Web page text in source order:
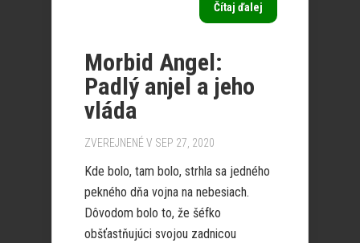
Čítaj ďalej
Morbid Angel:
Padlý anjel a jeho
vláda
ZVEREJNENÉ V SEP 27, 2020
Kde bolo, tam bolo, strhla sa jedného
pekného dňa vojna na nebesiach.
Dôvodom bolo to, že šéfko
obšťastňujúci svojou zadnicou